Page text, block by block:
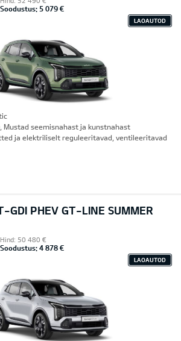
Soodustus: 5 079 €
LAOAUTOD
Mustad seemisnahast ja kunstnahast
ja elektriliselt reguleeritavad, ventileeritavad
GDI PHEV GT-LINE SUMMER
Hind: 50 480 €
Soodustus: 4 878 €
LAOAUTOD